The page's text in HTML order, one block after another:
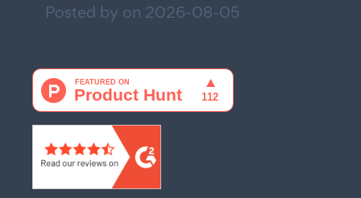
Posted by on 2026-08-05